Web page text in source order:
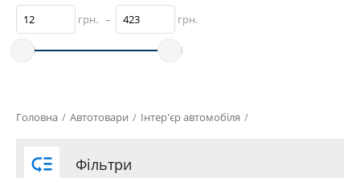
грн. – грн.
Головна / Автотовари / Інтер'єр автомобіля /
 Фільтри